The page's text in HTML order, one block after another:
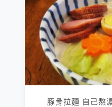
豚骨拉麵 自己熬